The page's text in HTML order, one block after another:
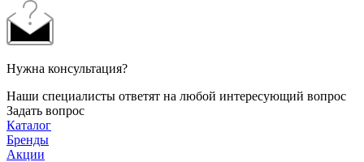
Нужна консультация?
Наши специалисты ответят на любой интересующий вопрос
Задать вопрос
Каталог
Бренды
Акции